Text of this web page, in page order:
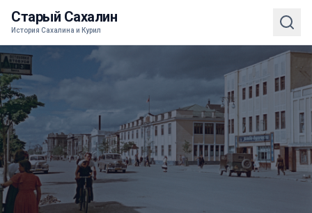
Старый Сахалин
История Сахалина и Курил